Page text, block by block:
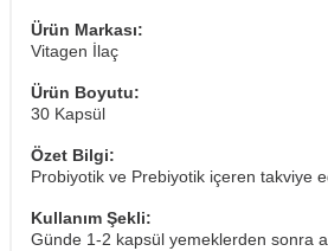
Ürün Markası:
Vitagen İlaç
Ürün Boyutu:
30 Kapsül
Özet Bilgi:
Probiyotik ve Prebiyotik içeren takviye
Kullanım Şekli:
Günde 1-2 kapsül yemeklerden sonra